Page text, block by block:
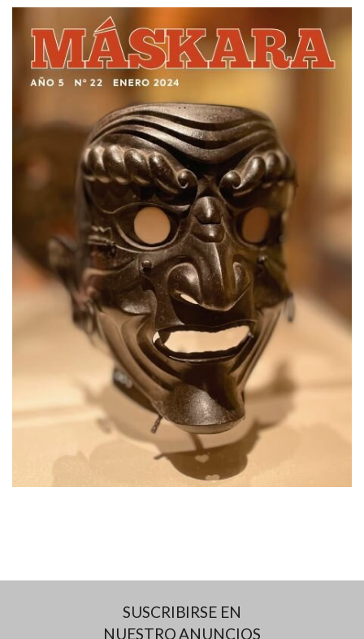
SUSCRIBIRSE EN
NUESTRO ANUNCIOS